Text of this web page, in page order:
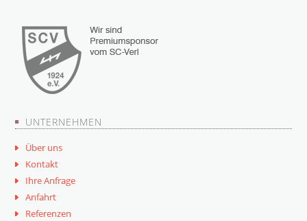
UNTERNEHMEN
Über uns
Kontakt
Ihre Anfrage
Anfahrt
Referenzen